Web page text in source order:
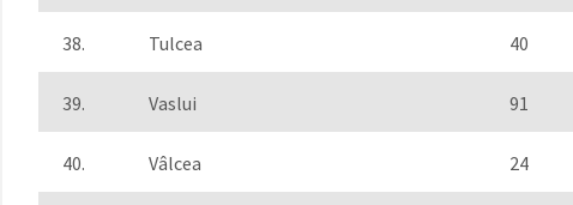
38. Tulcea 40
39. Vaslui 91
40. Vâlcea 24